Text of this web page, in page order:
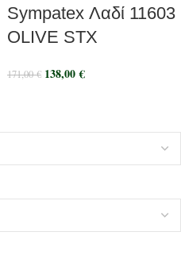
Sympatex Λαδί 11603
OLIVE STX
171,00€ 138,00€